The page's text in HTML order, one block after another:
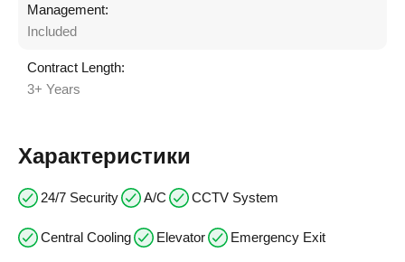
Management:
Included
Contract Length:
3+ Years
Характеристики
24/7 Security A/C CCTV System
Central Cooling Elevator Emergency Exit